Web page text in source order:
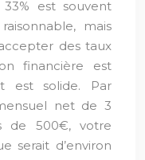
est souvent
mais
des taux
financière est
est solide. Par
net de 3
de 500€, votre
serait d’environ